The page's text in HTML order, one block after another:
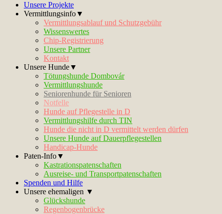
Unsere Projekte
Vermittlungsinfo▼
Vermittlungsablauf und Schutzgebühr
Wissenswertes
Chip-Registrierung
Unsere Partner
Kontakt
Unsere Hunde▼
Tötungshunde Dombovár
Vermittlungshunde
Seniorenhunde für Senioren
Notfelle
Hunde auf Pflegestelle in D
Vermittlungshilfe durch TIN
Hunde die nicht in D vermittelt werden dürfen
Unsere Hunde auf Dauerpflegestellen
Handicap-Hunde
Paten-Info▼
Kastrationspatenschaften
Ausreise- und Transportpatenschaften
Spenden und Hilfe
Unsere ehemaligen ▼
Glückshunde
Regenbogenbrücke